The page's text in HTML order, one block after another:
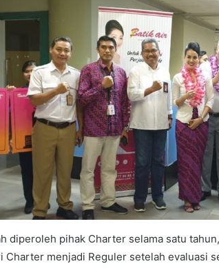
diperoleh pihak Charter selama satu
Charter menjadi Reguler setelah evaluasi